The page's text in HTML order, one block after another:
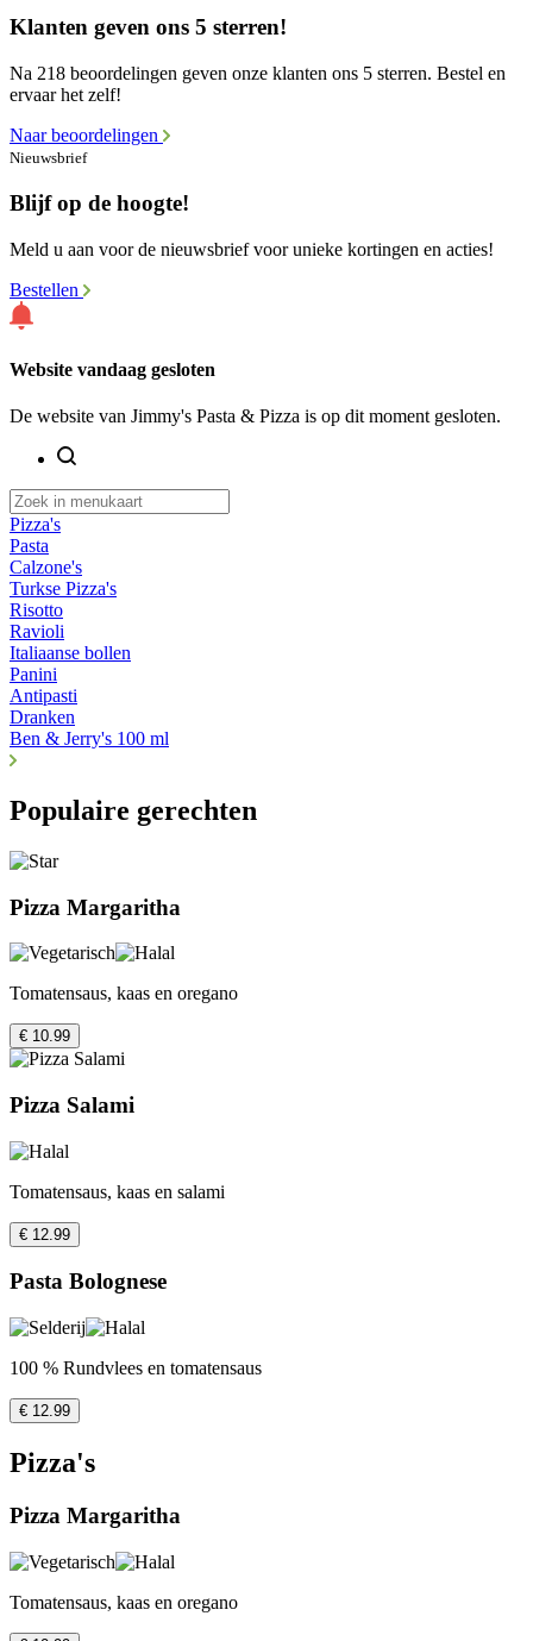
Klanten geven ons 5 sterren!
Na 218 beoordelingen geven onze klanten ons 5 sterren. Bestel en
ervaar het zelf!
Naar beoordelingen
Nieuwsbrief
Blijf op de hoogte!
Meld u aan voor de nieuwsbrief voor unieke kortingen en acties!
Bestellen
Website vandaag gesloten
De website van Jimmy's Pasta & Pizza is op dit moment gesloten.
Pizza's
Pasta
Calzone's
Turkse Pizza's
Risotto
Ravioli
Italiaanse bollen
Panini
Antipasti
Dranken
Ben & Jerry's 100 ml
Populaire gerechten
Pizza Margaritha
Tomatensaus, kaas en oregano
€ 10.99
Pizza Salami
Tomatensaus, kaas en salami
€ 12.99
Pasta Bolognese
100 % Rundvlees en tomatensaus
€ 12.99
Pizza's
Pizza Margaritha
Tomatensaus, kaas en oregano